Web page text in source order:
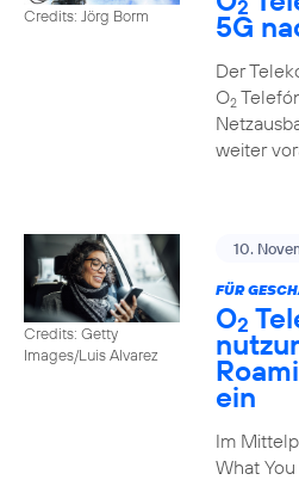
Credits: Jörg Borm 2
5G
Der
O2
weiter
Credits: Getty
Images/Luis Alvarez
10.
FÜR
O2
ein
Im
What